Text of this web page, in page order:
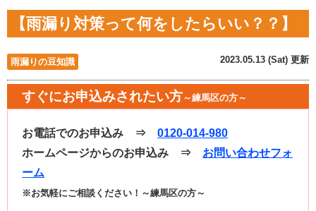
【雨漏り対策って何をしたらいい？？】
雨漏りの豆知識 2023.05.13 (Sat) 更新
すぐにお申込みされたい方～練馬区の方～
お電話でのお申込み ⇒ 0120-014-980
ホームページからのお申込み ⇒ お問い合わせフォ
ーム
※お気軽にご相談ください！～練馬区の方～